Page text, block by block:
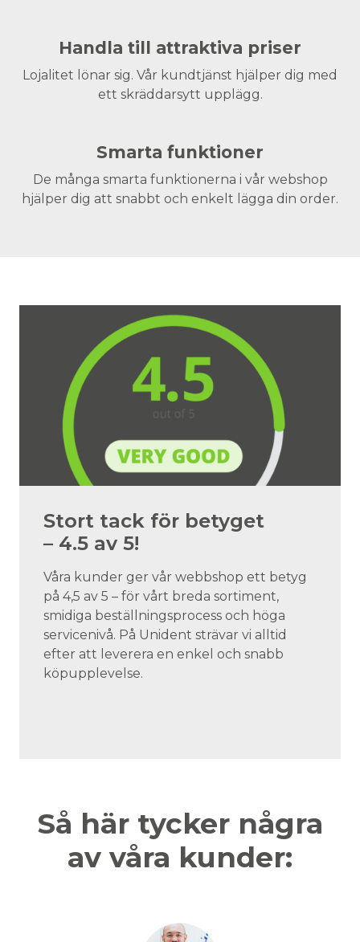
Handla till attraktiva priser
Lojalitet lönar sig. Vår kundtjänst hjälper dig med
ett skräddarsytt upplägg.
Smarta funktioner
De många smarta funktionerna i vår webshop
hjälper dig att snabbt och enkelt lägga din order.
Stort tack för betyget
– 4.5 av 5!
Våra kunder ger vår webbshop ett betyg
på 4,5 av 5 – för vårt breda sortiment,
smidiga beställningsprocess och höga
servicenivå. På Unident strävar vi alltid
efter att leverera en enkel och snabb
köpupplevelse.
Så här tycker några
av våra kunder: